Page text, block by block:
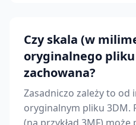
Czy skala (w
oryginalnego
zachowana?
Zasadniczo zależy to
oryginalnym pliku 3DM.